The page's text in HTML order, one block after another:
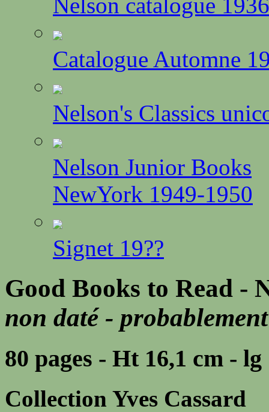
Catalogue Automne
Nelson's Classics
Nelson Junior Books
NewYork 1949-1950
Signet 19??
Good Books to Read -
non daté -
80 pages - Ht 16,1 cm - lg
Collection Yves Cassard